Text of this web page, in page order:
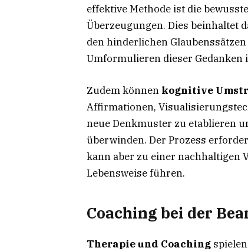
effektive Methode ist die
Überzeugungen. Dies beinhaltet
den hinderlichen
Umformulieren dieser
Zudem können kognitive
Affirmationen,
neue Denkmuster zu etablieren
überwinden. Der Prozess
kann aber zu einer nachhaltigen
Lebensweise führen.
Coaching bei der
Therapie und Coaching